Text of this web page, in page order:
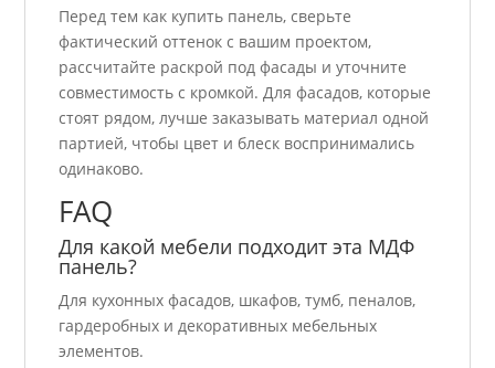
Перед тем как купить панель, сверьте
фактический оттенок с вашим проектом,
рассчитайте раскрой под фасады и уточните
совместимость с кромкой. Для фасадов, которые
стоят рядом, лучше заказывать материал одной
партией, чтобы цвет и блеск воспринимались
одинаково.
FAQ
Для какой мебели подходит эта МДФ
панель?
Для кухонных фасадов, шкафов, тумб, пеналов,
гардеробных и декоративных мебельных
элементов.